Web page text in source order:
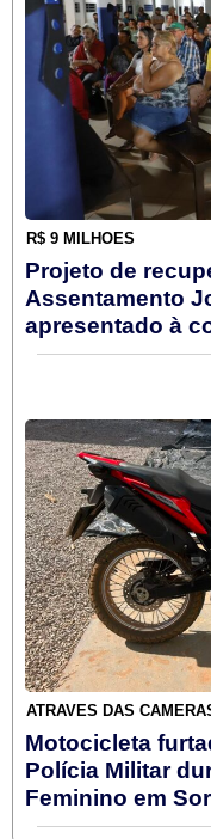
R$ 9 MILHÕES
Projeto de
Assentamento
apresentado à
ATRAVÉS DAS
Motocicleta
Polícia Militar
Feminino em